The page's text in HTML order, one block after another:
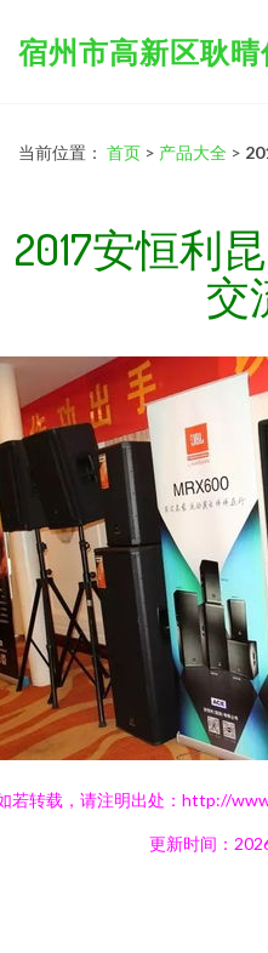
宿州市高新区耿
当前位置： 首页 > 产品大全 >
2017安恒利
交
若转载，请注明出处：http://
更新时间：